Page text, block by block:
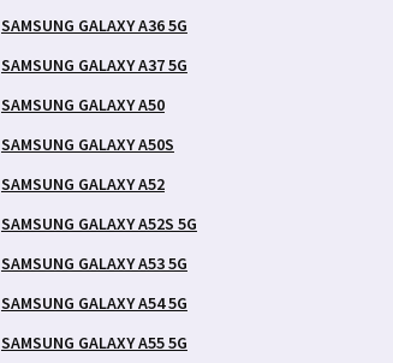
SAMSUNG GALAXY A36 5G
SAMSUNG GALAXY A37 5G
SAMSUNG GALAXY A50
SAMSUNG GALAXY A50S
SAMSUNG GALAXY A52
SAMSUNG GALAXY A52S 5G
SAMSUNG GALAXY A53 5G
SAMSUNG GALAXY A54 5G
SAMSUNG GALAXY A55 5G